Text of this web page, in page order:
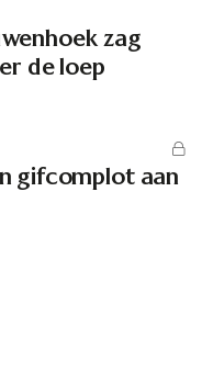
zag
de loep
gifcomplot aan